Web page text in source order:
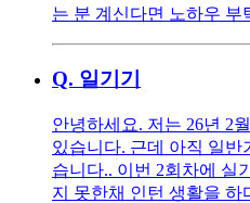
는 분 계신다면 노하우
Q. 일기기
안녕하세요. 저는 26년 2
있습니다. 근데 아직 일
습니다.. 이번 2회차에 실
지 못한채 인턴 생활을